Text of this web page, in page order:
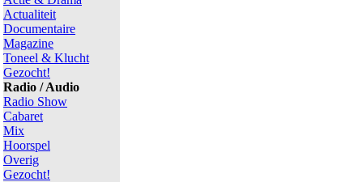
Actualiteit
Documentaire
Magazine
Toneel & Klucht
Gezocht!
Radio / Audio
Radio Show
Cabaret
Mix
Hoorspel
Overig
Gezocht!